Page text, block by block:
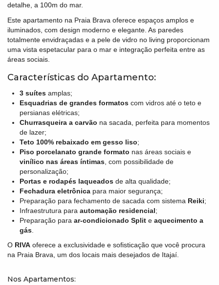
detalhe, a 100m do mar.
Este apartamento na Praia Brava oferece espaços amplos e
iluminados, com design moderno e elegante. As paredes
totalmente envidraçadas e a pele de vidro no living proporcionam
uma vista espetacular para o mar e integração perfeita entre as
áreas sociais.
Características do Apartamento:
3 suítes amplas;
Esquadrias de grandes formatos com vidros até o teto e
persianas elétricas;
Churrasqueira a carvão na sacada, perfeita para momentos
de lazer;
Teto 100% rebaixado em gesso liso;
Piso porcelanato grande formato nas áreas sociais e
vinílico nas áreas íntimas , com possibilidade de
personalização;
Portas e rodapés laqueados de alta qualidade;
Fechadura eletrônica para maior segurança;
Preparação para fechamento de sacada com sistema Reiki;
Infraestrutura para automação residencial;
Preparação para ar-condicionado Split e aquecimento a
gás
O RIVA oferece a exclusividade e sofisticação que você procura
na Praia Brava, um dos locais mais desejados de Itajaí.
Nos Apartamentos: